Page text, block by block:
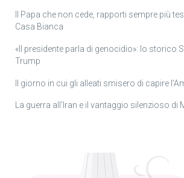
Il Papa che non cede, rapporti sempre più
Casa Bianca
«Il presidente parla di genocidio»: lo storico
Trump
Il giorno in cui gli alleati smisero di capire
La guerra all’Iran e il vantaggio silenzioso di